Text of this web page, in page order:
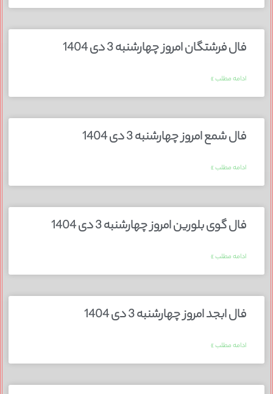
فال فرشتگان امروز چهارشنبه 3 دی 1404
ادامه مطلب »
فال شمع امروز چهارشنبه 3 دی 1404
ادامه مطلب »
فال گوی بلورین امروز چهارشنبه 3 دی 1404
ادامه مطلب »
فال ابجد امروز چهارشنبه 3 دی 1404
ادامه مطلب »